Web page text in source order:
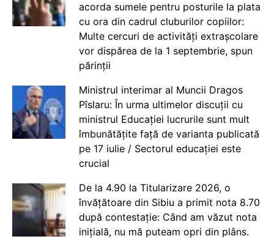
acorda sumele pentru posturile la plata
cu ora din cadrul cluburilor copiilor:
Multe cercuri de activități extrașcolare
vor dispărea de la 1 septembrie, spun
părinții
Ministrul interimar al Muncii Dragos
Pîslaru: În urma ultimelor discuții cu
ministrul Educației lucrurile sunt mult
îmbunătățite față de varianta publicată
pe 17 iulie / Sectorul educației este
crucial
De la 4.90 la Titularizare 2026, o
învățătoare din Sibiu a primit nota 8.70
după contestație: Când am văzut nota
inițială, nu mă puteam opri din plâns.